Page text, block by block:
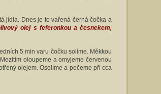
jídla. Dnes je to vařená černá čočka a
olej s feferonkou a česnekem,
5 min varu čočku solíme. Měkkou
oloupeme a omyjeme červenou
olejem. Osolíme a pečeme při cca